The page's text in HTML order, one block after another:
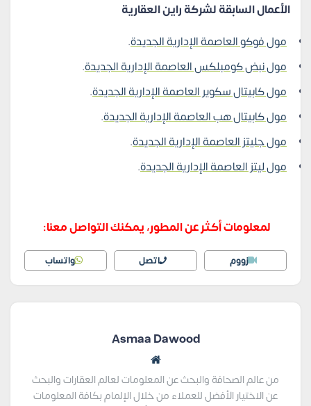
الأعمال السابقة لشركة راين العقارية
مول فوكو العاصمة الإدارية الجديدة.
مول نبض كومبلكس العاصمة الإدارية الجديدة.
مول كابيتال سكوير العاصمة الإدارية الجديدة.
مول كابيتال هب العاصمة الإدارية الجديدة.
مول جليتز العاصمة الإدارية الجديدة.
مول ليتز العاصمة الإدارية الجديدة.
لمعلومات أكثر عن المطور، يمكنك التواصل معنا:
زووم اتصل واتساب
Asmaa Dawood
من عالم الصحافة والبحث عن المعلومات لعالم العقارات والبحث
عن الاختيار الأفضل للعملاء من خلال الإلمام بكافة المعلومات